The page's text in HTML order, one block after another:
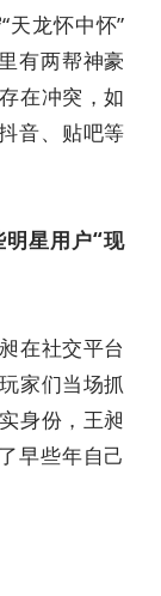
天龙怀中怀”
有两帮神豪
在冲突，如
音、贴吧等
星用户“现
在社交平台
家们当场抓
身份，王昶
早些年自己